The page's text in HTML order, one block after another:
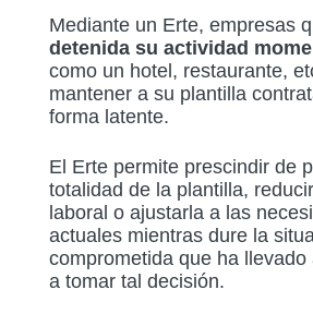
Mediante un Erte, empresas
detenida su actividad
como un hotel, restaurante,
mantener a su plantilla
forma latente.
El Erte permite prescindir de
totalidad de la plantilla,
laboral o ajustarla a las
actuales mientras dure la
comprometida que ha llevado
a tomar tal decisión.